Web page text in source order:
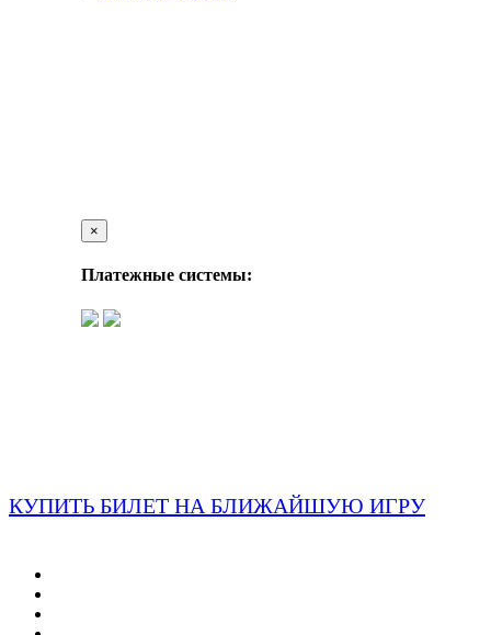
×
Платежные системы:
КУПИТЬ БИЛЕТ НА БЛИЖАЙШУЮ ИГРУ